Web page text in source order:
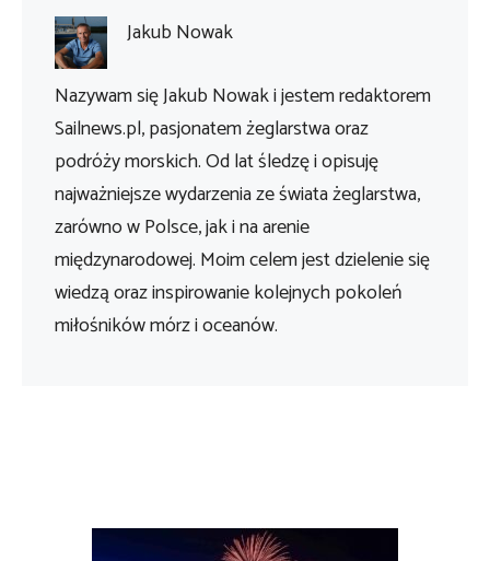
Jakub Nowak
Nazywam się Jakub Nowak i jestem redaktorem
Sailnews.pl, pasjonatem żeglarstwa oraz
podróży morskich. Od lat śledzę i opisuję
najważniejsze wydarzenia ze świata żeglarstwa,
zarówno w Polsce, jak i na arenie
międzynarodowej. Moim celem jest dzielenie się
wiedzą oraz inspirowanie kolejnych pokoleń
miłośników mórz i oceanów.